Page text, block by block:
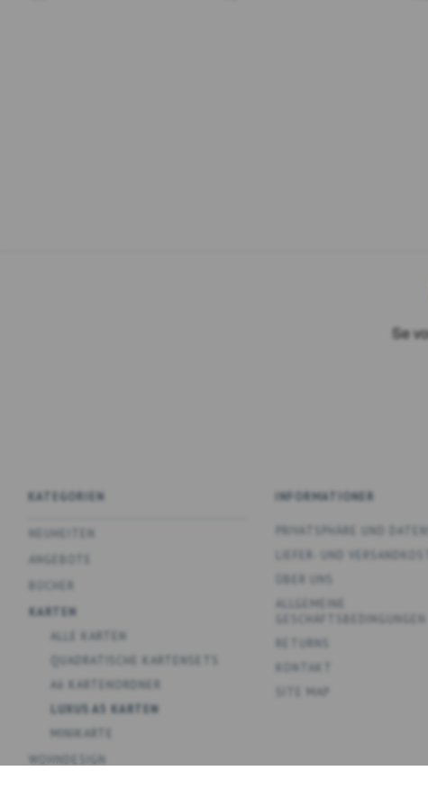
KATEGORIEN
ANGEBOTE
KARTEN
ALLE KARTEN
QUADRATISCHE KARTENSETS
A6 KARTENORDNER
LUXUS A5 KARTEN
MINIKARTE
WOHNDESIGN
INFORMATIONER
LIEFER- UND
ALLGEMEINE
KONTAKT
SITE MAP